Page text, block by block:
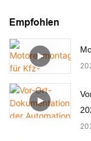
Empfohlen